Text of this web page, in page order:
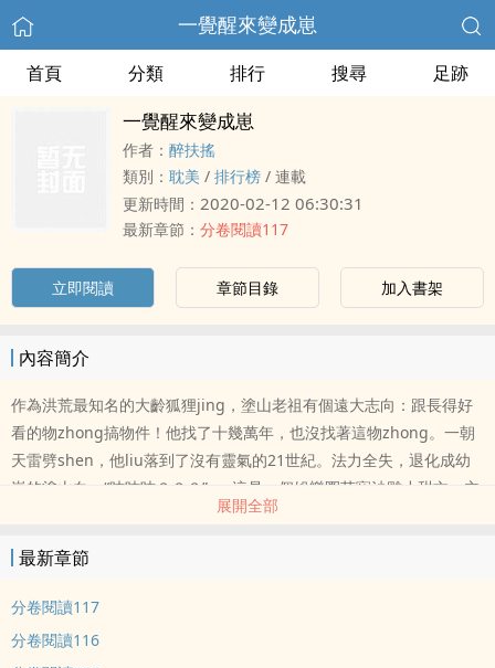
一覺醒來變成崽
首頁 分類 排行 搜尋 足跡
一覺醒來變成崽
作者： 醉扶搖
類別： 耽美 / 排行榜 / 連載
更新時間： 2020-02-12 06:30:31
最新章節： 分卷閱讀117
立即閱讀 章節目錄 加入書架
內容簡介
作為洪荒最知名的大齡狐狸jing，塗山老祖有個遠大志向：跟長得好
看的物zhong搞物件！他找了十幾萬年，也沒找著這物zhong。一朝
天雷劈shen，他liu落到了沒有靈氣的21世紀。法力全失，退化成幼
崽的塗山白，“吱吱吱？？？”……這是一個娛樂圈萌寵沙雕小甜文。主
受。又名：《一覺醒來變成崽》，《塗山老祖》，《跟鏟屎官搞物
展開全部
最新章節
分卷閱讀117
分卷閱讀116